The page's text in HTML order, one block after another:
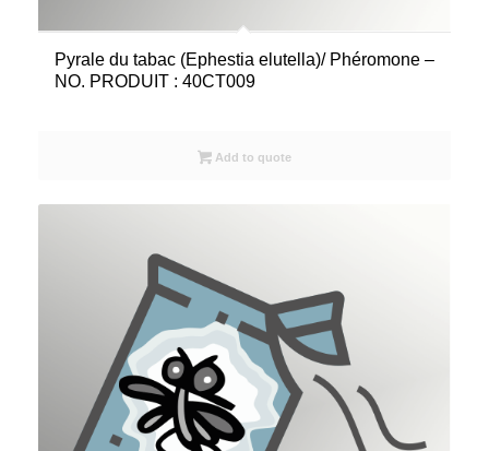
Pyrale du tabac (Ephestia elutella)/ Phéromone –
NO. PRODUIT : 40CT009
Add to quote